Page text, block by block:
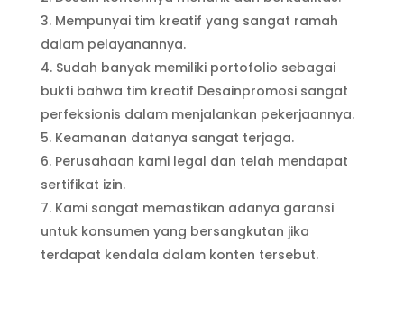
Mempunyai tim kreatif yang sangat ramah
dalam pelayanannya.
Sudah banyak memiliki portofolio sebagai
bukti bahwa tim kreatif Desainpromosi sangat
perfeksionis dalam menjalankan pekerjaannya.
Keamanan datanya sangat terjaga.
Perusahaan kami legal dan telah mendapat
sertifikat izin.
Kami sangat memastikan adanya garansi
untuk konsumen yang bersangkutan jika
terdapat kendala dalam konten tersebut.